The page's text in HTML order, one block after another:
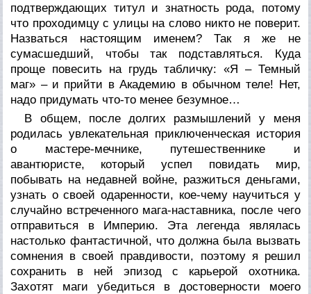
подтверждающих титул и знатность рода, потому
что проходимцу с улицы на слово никто не поверит.
Назваться настоящим именем? Так я же не
сумасшедший, чтобы так подставляться. Куда
проще повесить на грудь табличку: «Я – Темный
маг» – и прийти в Академию в обычном теле! Нет,
надо придумать что-то менее безумное…
В общем, после долгих размышлений у меня
родилась увлекательная приключенческая история
о мастере-мечнике, путешественнике и
авантюристе, который успел повидать мир,
побывать на недавней войне, разжиться деньгами,
узнать о своей одаренности, кое-чему научиться у
случайно встреченного мага-наставника, после чего
отправиться в Империю. Эта легенда являлась
настолько фантастичной, что должна была вызвать
сомнения в своей правдивости, поэтому я решил
сохранить в ней эпизод с карьерой охотника.
Захотят маги убедиться в достоверности моего